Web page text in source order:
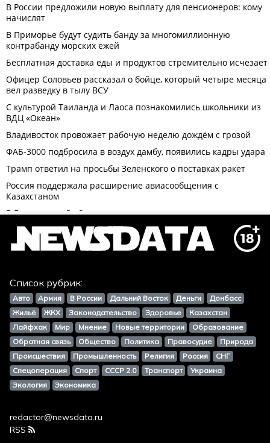
Список рубрик:
Авто Армия В России Дальний Восток Деньги
Донбасс
Жильё
ЖКХ Законодательство Здоровье
Казахстан
Лайфхак
Мир Мнение Новые территории
Образование
Обратная связь
Общество Политика Правосудие
Природа
Происшествия
Промышленность Религия Россия
СНГ
Спецоперация
Спорт СССР 2.0 Транспорт
Украина
Экология
Экономика
redactor@newsdata.ru
RSS